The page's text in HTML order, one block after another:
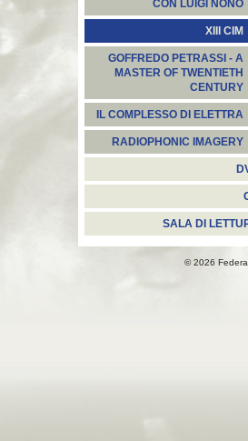
CON LUIGI NONO
XIII CIM
GOFFREDO PETRASSI - A
MASTER OF TWENTIETH
CENTURY
IL COMPLESSO DI ELETTRA
RADIOPHONIC IMAGERY
SALA DI
© 2026